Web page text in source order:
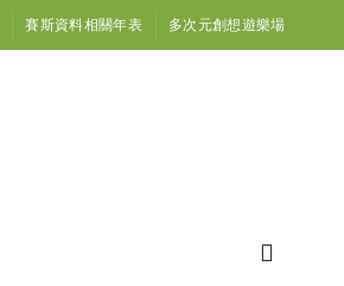
賽斯資料相關年表 多次元創想遊樂場